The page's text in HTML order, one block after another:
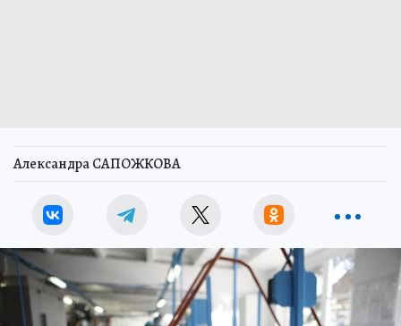
Александра САПОЖКОВА